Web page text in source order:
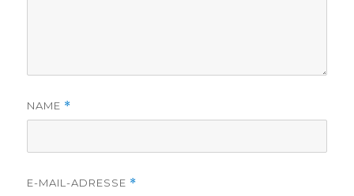
NAME *
E-MAIL-ADRESSE *